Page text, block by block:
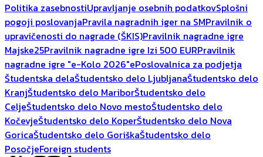
Politika zasebnostiUpravljanje osebnih podatkovSplošni
pogoji poslovanjaPravila nagradnih iger na SMPravilnik o
upravičenosti do nagrade (ŠKIS)Pravilnik nagradne igre
Majske25Pravilnik nagradne igre Izi 500 EURPravilnik
nagradne igre "e-Kolo 2026"ePoslovalnica za podjetja
Študentska delaŠtudentsko delo LjubljanaŠtudentsko delo
KranjŠtudentsko delo MariborŠtudentsko delo
CeljeŠtudentsko delo Novo mestoŠtudentsko delo
KočevjeŠtudentsko delo KoperŠtudentsko delo Nova
GoricaŠtudentsko delo GoriškaŠtudentsko delo
PosočjeForeign students